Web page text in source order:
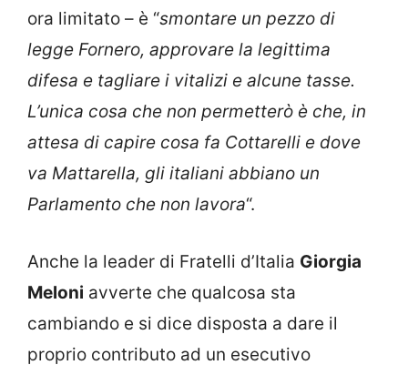
ora limitato – è “smontare un pezzo di
legge Fornero, approvare la legittima
difesa e tagliare i vitalizi e alcune tasse.
L’unica cosa che non permetterò è che, in
attesa di capire cosa fa Cottarelli e dove
va Mattarella, gli italiani abbiano un
Parlamento che non lavora“.
Anche la leader di Fratelli d’Italia Giorgia
Meloni avverte che qualcosa sta
cambiando e si dice disposta a dare il
proprio contributo ad un esecutivo